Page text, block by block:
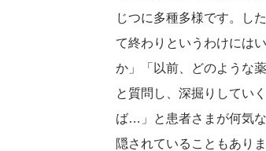
じつに多種多様です。し
て終わりというわけには
か」「以前、どのような
と質問し、深掘りしてい
ば…」と患者さまが何気
隠されていることもあり